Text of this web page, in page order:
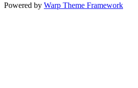
Powered by Warp Theme Framework